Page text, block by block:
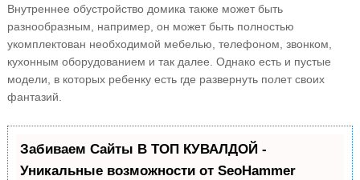
Внутреннее обустройство домика также может быть
разнообразным, например, он может быть полностью
укомплектован необходимой мебелью, телефоном, звонком,
кухонным оборудованием и так далее. Однако есть и пустые
модели, в которых ребенку есть где развернуть полет своих
фантазий.
Забиваем Сайты В ТОП КУВАЛДОЙ -
Уникальные возможности от SeoHammer